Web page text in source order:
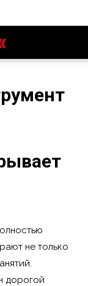
не только
дорогой